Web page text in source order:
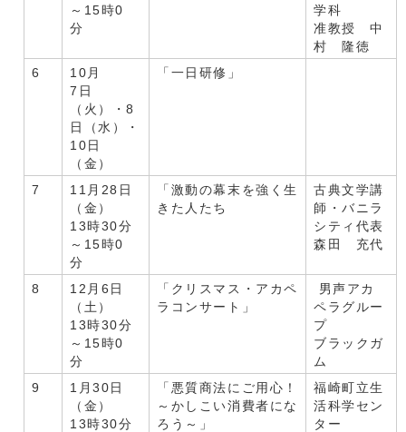
～15時0
分
学科
准教授 中
村 隆徳
6
10月
7日
（火）・8
日（水）・
10日
（金）
「一日研修」
7
11月28日
（金）
13時30分
～15時0
分
「激動の幕末を強く生
きた人たち
古典文学講
師・バニラ
シティ代表
森田 充代
8
12月6日
（土）
13時30分
～15時0
分
「クリスマス・アカペ
ラコンサート」
男声アカ
ペラグルー
プ
ブラックガ
ム
9
1月30日
（金）
13時30分
「悪質商法にご用心！
～かしこい消費者にな
ろう～」
福崎町立生
活科学セン
ター